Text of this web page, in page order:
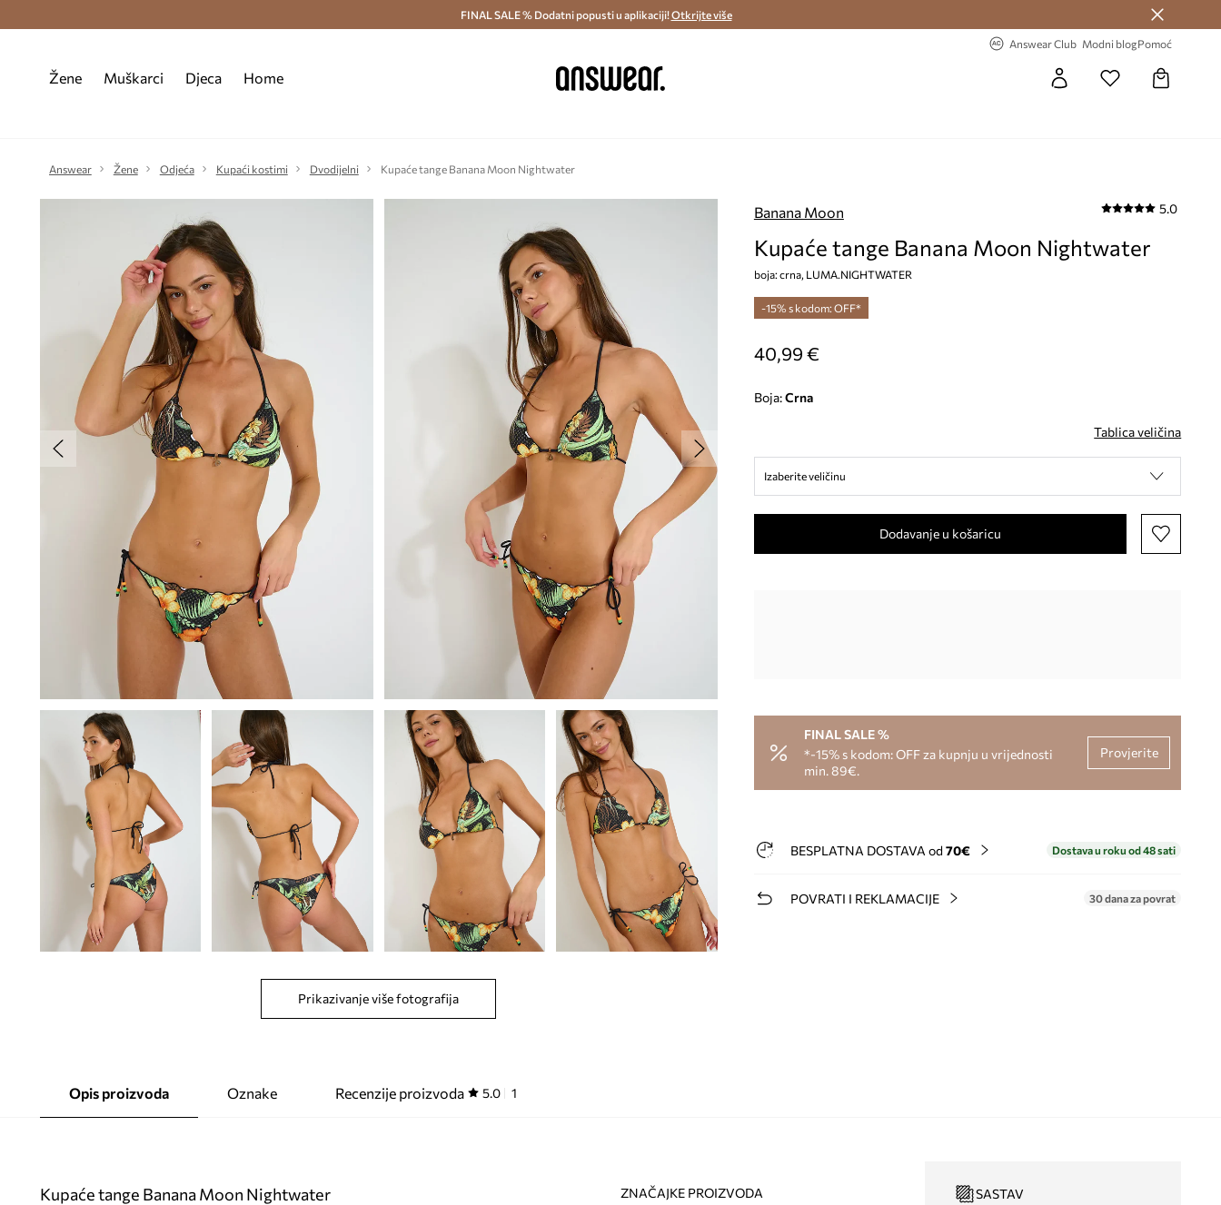
Besplatna dostava i povrat (od 70€) > Dostava u roku 48 sati >
FINAL SALE % Dodatni popusti u aplikaciji!Otkrijte više
Answear Club Modni blogPomoć
Žene Muškarci Djeca Home
Answear Žene Odjeća Kupaći kostimi Dvodijelni Kupaće tange Banana Moon Nightwater
Prikazivanje više fotografija
Banana Moon 5.0
Kupaće tange Banana Moon Nightwater
boja: crna, LUMA.NIGHTWATER
-15% s kodom: OFF*
40,99 €
Boja: crna
Tablica veličina
Izaberite veličinu
Dodavanje u košaricu
FINAL SALE %
*-15% s kodom: OFF za kupnju u vrijednosti
min. 89€.
Provjerite
BESPLATNA DOSTAVA od 70€ Dostava u roku od 48 sati
POVRATI I REKLAMACIJE 30 dana za povrat
Opis proizvoda Oznake Recenzije proizvoda 5.0 1
Kupaće tange Banana Moon Nightwater ZNAČAJKE PROIZVODA SASTAV